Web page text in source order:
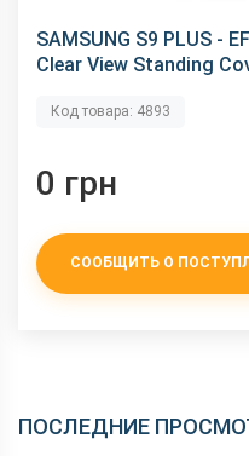
SAMSUNG S9 PLUS -
Clear View Standing
Код товара: 4893
0 грн
СООБЩИТЬ О
ПОСЛЕДНИЕ